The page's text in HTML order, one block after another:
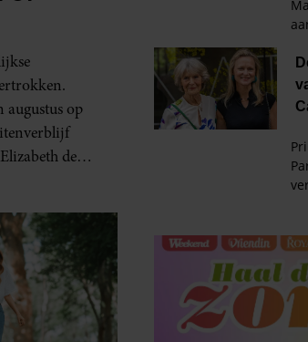
en duikt
merkt
na zo’n
wandelen je
uit
bocht. Er